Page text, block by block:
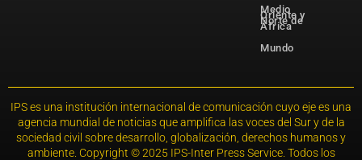
Medio
Oriente y
Norte de
África
Mundo
IPS es una institución internacional de comunicación cuyo eje es una
agencia mundial de noticias que amplifica las voces del Sur y de la
sociedad civil sobre desarrollo, globalización, derechos humanos y
ambiente. Copyright © 2025 IPS-Inter Press Service. Todos los